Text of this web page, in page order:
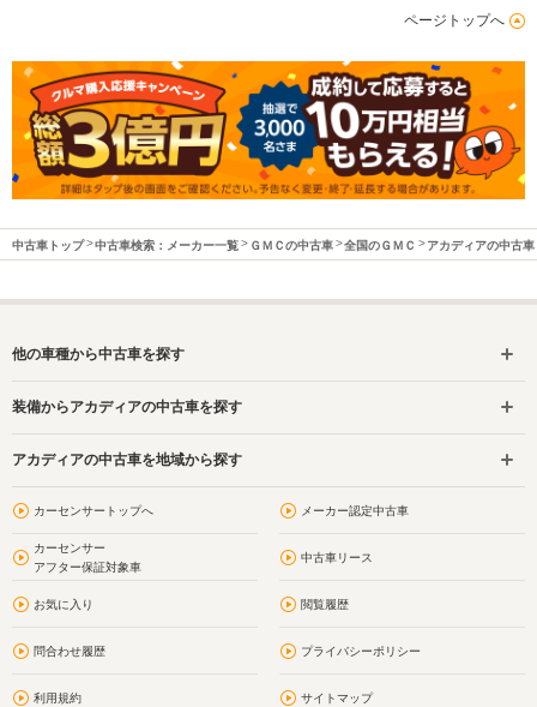
ページトップへ
中古車トップ 中古車検索：メーカー一覧 ＧＭＣの中古車 全国のＧＭＣ アカディアの中古車
他の車種から中古車を探す
装備からアカディアの中古車を探す
アカディアの中古車を地域から探す
カーセンサートップへ メーカー認定中古車
カーセンサー
アフター保証対象車
中古車リース
お気に入り 閲覧履歴
問合わせ履歴 プライバシーポリシー
利用規約 サイトマップ